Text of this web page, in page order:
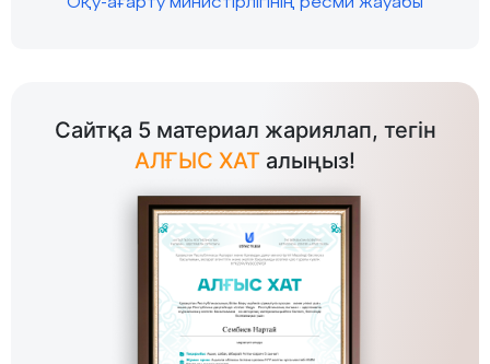
Сайтқа 5 материал жариялап, тегін
АЛҒЫС ХАТ алыңыз!